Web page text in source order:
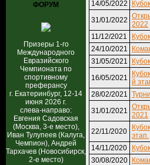
ФОРУМ
Призеры 1-го
Международного
Евразийского
Чемпионата по
спортивному
преферансу
г. Екатеринбург, 12-14
июня 2026 г.
слева-направо:
Евгения Садовская
(Москва, 3-е место),
Иван Тулупеев (Калуга,
Чемпион), Андрей
Тархачев (Новосибирск,
2-е место)
14/05/2022
31/01/2022 2022
11/12/2021
24/10/2021
31/05/2021
16/05/2021 й
28/02/2021
31/01/2021 2021
22/11/2020 этап.
14/11/2020
30/08/2020